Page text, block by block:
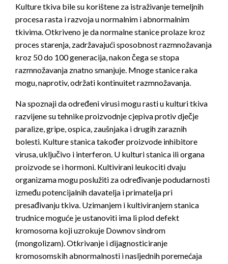
Kulture tkiva bile su korištene za istraživanje temeljnih
procesa rasta i razvoja u normalnim i abnormalnim
tkivima. Otkriveno je da normalne stanice prolaze kroz
proces starenja, zadržavajući sposobnost razmnožavanja
kroz 50 do 100 generacija, nakon čega se stopa
razmnožavanja znatno smanjuje. Mnoge stanice raka
mogu, naprotiv, održati kontinuitet razmnožavanja.
Na spoznaji da određeni virusi mogu rasti u kulturi tkiva
razvijene su tehnike proizvodnje cjepiva protiv dječje
paralize, gripe, ospica, zaušnjaka i drugih zaraznih
bolesti. Kulture stanica također proizvode inhibitore
virusa, uključivo i interferon. U kulturi stanica ili organa
proizvode se i hormoni. Kultivirani leukociti dvaju
organizama mogu poslužiti za određivanje podudarnosti
između potencijalnih davatelja i primatelja pri
presađivanju tkiva. Uzimanjem i kultiviranjem stanica
trudnice moguće je ustanoviti ima li plod defekt
kromosoma koji uzrokuje Downov sindrom
(mongolizam). Otkrivanje i dijagnosticiranje
kromosomskih abnormalnosti i nasljednih poremećaja